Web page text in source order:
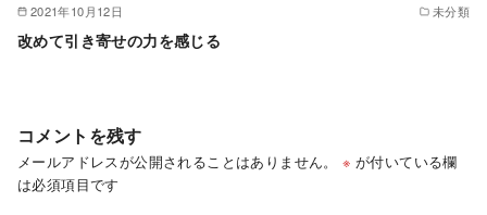
2021年10月12日 未分類
改めて引き寄せの力を感じる
コメントを残す
メールアドレスが公開されることはありません。 ※ が付いている欄
は必須項目です